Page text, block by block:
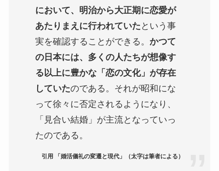
において、明治から大正期に恋愛が
あたりまえに行われていた という事
実を確認することができる。 かつて
の日本には、多くの人たちが想像す
る以上に豊かな「恋の文化」が存在
していたのである。それが昭和にな
って徐々に否定されるようになり、
「見合い結婚」が主流となっていっ
たのである。
引用 「婚活儀礼の変遷と現代」（太字は筆者による）